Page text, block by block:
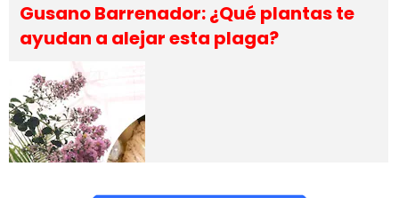
Gusano Barrenador: ¿Qué plantas te
ayudan a alejar esta plaga?